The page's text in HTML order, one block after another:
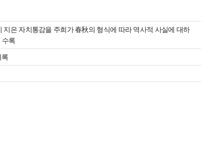
은 자치통감을 주희가 春秋의 형식에 따라 역사적 사실에 대하
수록
록